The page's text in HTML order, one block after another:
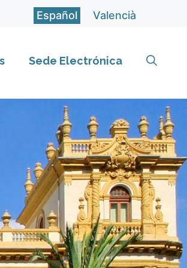
Español Valencià
Sede Electrónica